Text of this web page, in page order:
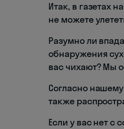
Итак, в газетах
не можете
Разумно ли
обнаружения
вас чихают? Мы
Согласно
также
Если у вас нет с